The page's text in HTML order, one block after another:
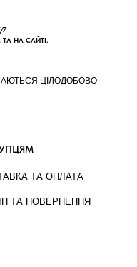
ТА ОПЛАТА
ТА ПОВЕРНЕННЯ
7
НА САЙТІ.
ЦІЛОДОБОВО